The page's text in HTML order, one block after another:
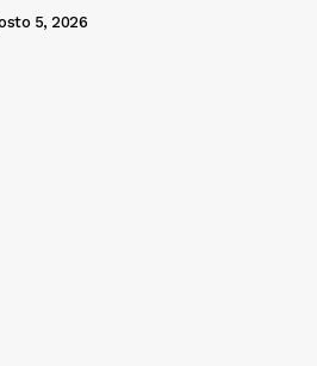
5, 2026